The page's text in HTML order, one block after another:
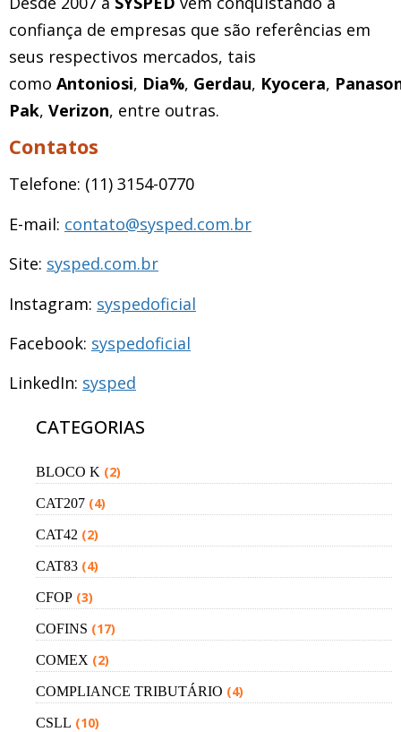
confiança de empresas que são referências em
seus respectivos mercados, tais
como Antoniosi, Dia%, Gerdau, Kyocera,
Pak, Verizon, entre outras.
Contatos
Telefone: (11) 3154-0770
E-mail: contato@sysped.com.br
Site: sysped.com.br
Instagram: syspedoficial
Facebook: syspedoficial
LinkedIn: sysped
CATEGORIAS
BLOCO K (2)
CAT207 (4)
CAT42 (2)
CAT83 (4)
CFOP (3)
COFINS (17)
COMEX (2)
COMPLIANCE TRIBUTÁRIO (4)
CSLL (10)